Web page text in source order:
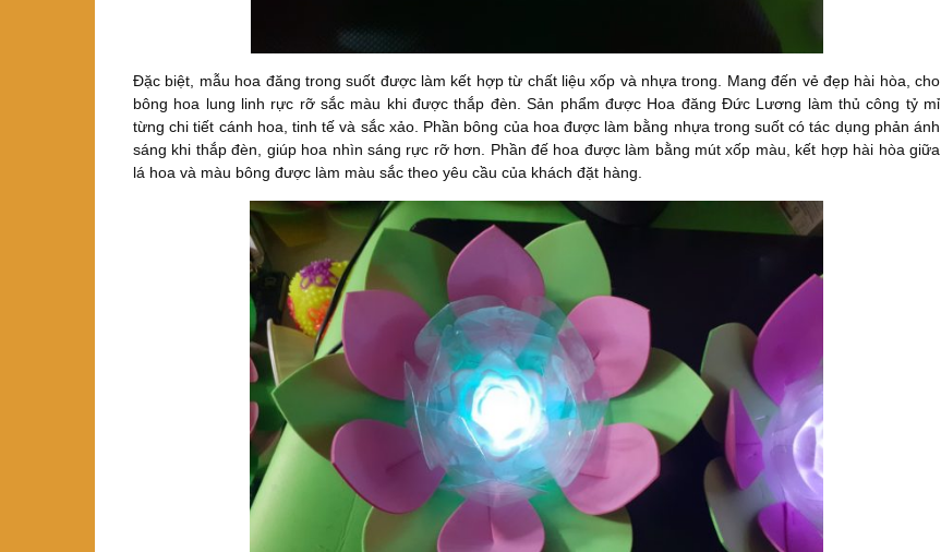
Đặc biệt, mẫu hoa đăng trong suốt được làm kết hợp từ chất liệu xốp và nhựa trong. Mang đến vẻ đẹp hài hòa, cho
bông hoa lung linh rực rỡ sắc màu khi được thắp đèn. Sản phẩm được Hoa đăng Đức Lương làm thủ công tỷ mỉ
từng chi tiết cánh hoa, tinh tế và sắc xảo. Phần bông của hoa được làm bằng nhựa trong suốt có tác dụng phản ánh
sáng khi thắp đèn, giúp hoa nhìn sáng rực rỡ hơn. Phần đế hoa được làm bằng mút xốp màu, kết hợp hài hòa giữa
lá hoa và màu bông được làm màu sắc theo yêu cầu của khách đặt hàng.